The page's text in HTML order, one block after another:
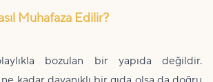
Muhafaza Edilir?
bozulan bir yapıda değildir.